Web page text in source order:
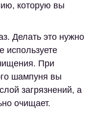
которую вы
Делать это нужно
используете
При
шампуня вы
загрязнений, а
очищает.